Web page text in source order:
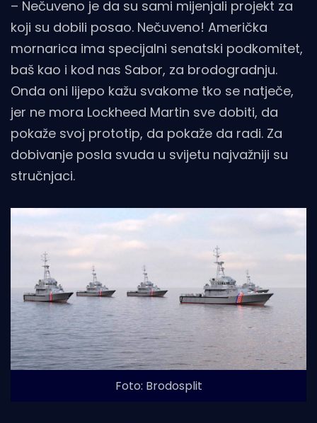
– Nečuveno je da su sami mijenjali projekt za
koji su dobili posao. Nečuveno! Američka
mornarica ima specijalni senatski podkomitet,
baš kao i kod nas Sabor, za brodogradnju.
Onda oni lijepo kažu svakome tko se natječe,
jer ne mora Lockheed Martin sve dobiti, da
pokaže svoj prototip, da pokaže da radi. Za
dobivanje posla svuda u svijetu najvažniji su
stručnjaci.
Foto: Brodosplit